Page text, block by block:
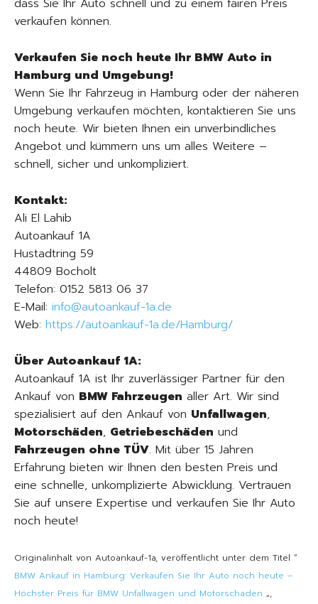
dass Sie Ihr Auto schnell und zu einem fairen Preis
verkaufen können.
Verkaufen Sie noch heute Ihr BMW Auto in
Hamburg und Umgebung!
Wenn Sie Ihr Fahrzeug in Hamburg oder der näheren
Umgebung verkaufen möchten, kontaktieren Sie uns
noch heute. Wir bieten Ihnen ein unverbindliches
Angebot und kümmern uns um alles Weitere –
schnell, sicher und unkompliziert.
Kontakt:
Ali El Lahib
Autoankauf 1A
Hustadtring 59
44809 Bocholt
Telefon: 0152 5813 06 37
E-Mail: info@autoankauf-1a.de
Web: https://autoankauf-1a.de/Hamburg/
Über Autoankauf 1A:
Autoankauf 1A ist Ihr zuverlässiger Partner für den
Ankauf von BMW Fahrzeugen aller Art. Wir sind
spezialisiert auf den Ankauf von Unfallwagen,
Motorschäden, Getriebeschäden und
Fahrzeugen ohne TÜV. Mit über 15 Jahren
Erfahrung bieten wir Ihnen den besten Preis und
eine schnelle, unkomplizierte Abwicklung. Vertrauen
Sie auf unsere Expertise und verkaufen Sie Ihr Auto
noch heute!
Originalinhalt von Autoankauf-1a, veröffentlicht unter dem Titel “
BMW Ankauf in Hamburg: Verkaufen Sie Ihr Auto noch heute –
Höchster Preis für BMW Unfallwagen und Motorschaden „,